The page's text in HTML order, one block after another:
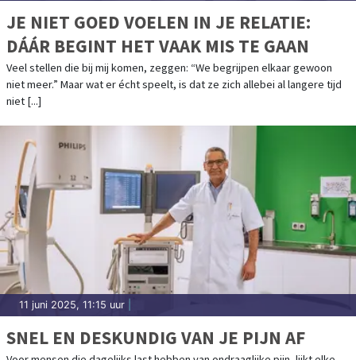
JE NIET GOED VOELEN IN JE RELATIE:
DÁÁR BEGINT HET VAAK MIS TE GAAN
Veel stellen die bij mij komen, zeggen: “We begrijpen elkaar gewoon
niet meer.” Maar wat er écht speelt, is dat ze zich allebei al langere tijd
niet [...]
11 juni 2025, 11:15 uur
SNEL EN DESKUNDIG VAN JE PIJN AF